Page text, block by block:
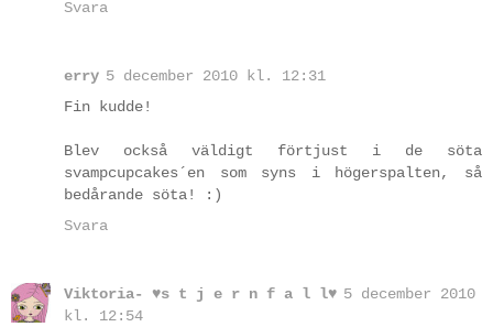
Svara
erry 5 december 2010 kl. 12:31
Fin kudde!
Blev också väldigt förtjust i de söta
svampcupcakes´en som syns i högerspalten, så
bedårande söta! :)
Svara
Viktoria- ♥s t j e r n f a l l♥ 5 december 2010
kl. 12:54